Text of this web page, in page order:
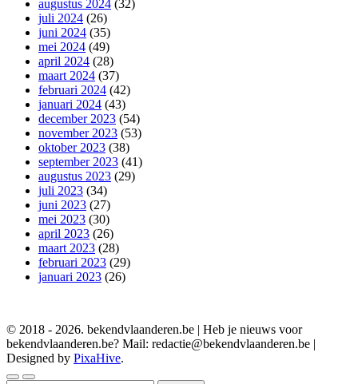
augustus 2024 (32)
juli 2024 (26)
juni 2024 (35)
mei 2024 (49)
april 2024 (28)
maart 2024 (37)
februari 2024 (42)
januari 2024 (43)
december 2023 (54)
november 2023 (53)
oktober 2023 (38)
september 2023 (41)
augustus 2023 (29)
juli 2023 (34)
juni 2023 (27)
mei 2023 (30)
april 2023 (26)
maart 2023 (28)
februari 2023 (29)
januari 2023 (26)
© 2018 - 2026. bekendvlaanderen.be | Heb je nieuws voor
bekendvlaanderen.be? Mail: redactie@bekendvlaanderen.be |
Designed by PixaHive.